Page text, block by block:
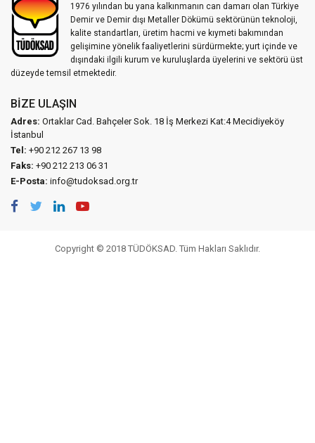
1976 yılından bu yana kalkınmanın can damarı olan Türkiye
Demir ve Demir dışı Metaller Dökümü sektörünün teknoloji,
kalite standartları, üretim hacmi ve kıymeti bakımından
gelişimine yönelik faaliyetlerini sürdürmekte; yurt içinde ve
dışındaki ilgili kurum ve kuruluşlarda üyelerini ve sektörü üst
düzeyde temsil etmektedir.
BIZE ULAŞIN
Adres: Ortaklar Cad. Bahçeler Sok. 18 İş Merkezi Kat:4 Mecidiyeköy
İstanbul
Tel: +90 212 267 13 98
Faks: +90 212 213 06 31
E-Posta: info@tudoksad.org.tr
Copyright © 2018 TÜDÖKSAD. Tüm Hakları Saklıdır.